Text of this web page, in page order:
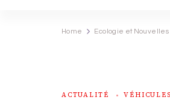
Home Ecologie et
ACTUALITÉ